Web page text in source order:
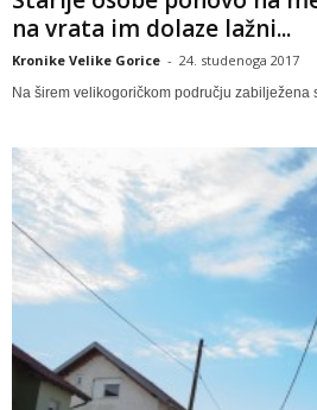
na vrata im dolaze lažni...
Kronike Velike Gorice - 24. studenoga 2017
Na širem velikogoričkom području zabilježena